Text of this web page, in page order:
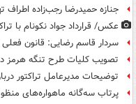
جنازه حمیدرضا رجب‌زاده
عکس/ قرارداد جواد نکونام با
سردار قاسم رضایی: قانون فعلی
تصویب کلیات طرح تنگه هرمز
توضیحات مدیرعامل تراکتور
پرتاب سه‌گانه ماهواره‌های